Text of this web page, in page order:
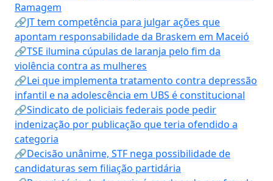
Ramagem
🔗JT tem competência para julgar ações que
apontam responsabilidade da Braskem em Maceió
🔗TSE ilumina cúpulas de laranja pelo fim da
violência contra as mulheres
🔗Lei que implementa tratamento contra depressão
infantil e na adolescência em UBS é constitucional
🔗Sindicato de policiais federais pode pedir
indenização por publicação que teria ofendido a
categoria
🔗Decisão unânime, STF nega possibilidade de
candidaturas sem filiação partidária